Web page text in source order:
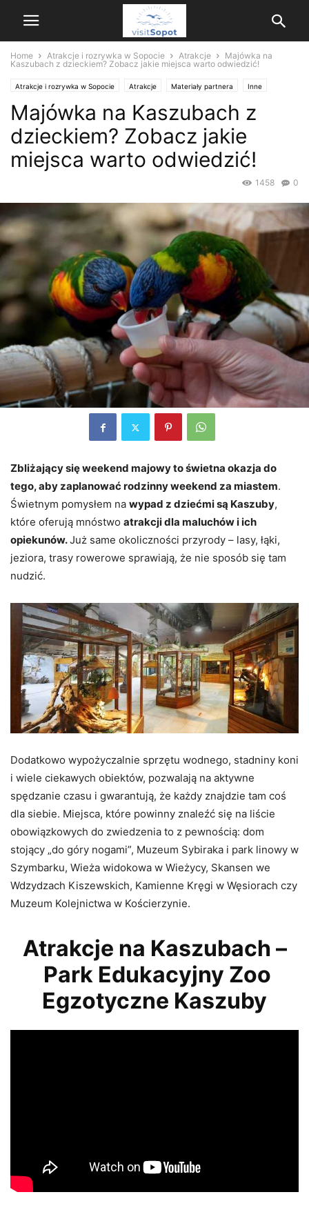
Home Atrakcje i rozrywka w Sopocie Atrakcje
Majówka na
Kaszubach z dzieckiem? Zobacz jakie miejsca warto odwiedzić!
Atrakcje i rozrywka w Sopocie Atrakcje Materiały partnera Inne
Majówka na Kaszubach z
dzieckiem? Zobacz jakie
miejsca warto odwiedzić!
0
1458
Zbliżający się weekend majowy to świetna okazja do
tego, aby zaplanować rodzinny weekend za miastem.
Świetnym pomysłem na wypad z dziećmi są Kaszuby,
które oferują mnóstwo atrakcji dla maluchów i ich
opiekunów.Już same okoliczności przyrody – lasy, łąki,
jeziora, trasy rowerowe sprawiają, że nie sposób się tam
nudzić.
Dodatkowo wypożyczalnie sprzętu wodnego, stadniny koni
i wiele ciekawych obiektów, pozwalają na aktywne
spędzanie czasu i gwarantują, że każdy znajdzie tam coś
dla siebie. Miejsca, które powinny znaleźć się na liście
obowiązkowych do zwiedzenia to z pewnością: dom
stojący „do góry nogami”, Muzeum Sybiraka i park linowy w
Szymbarku, Wieża widokowa w Wieżycy, Skansen we
Wdzydzach Kiszewskich, Kamienne Kręgi w Węsiorach czy
Muzeum Kolejnictwa w Kościerzynie.
Atrakcje na Kaszubach –
Park Edukacyjny Zoo
Egzotyczne Kaszuby